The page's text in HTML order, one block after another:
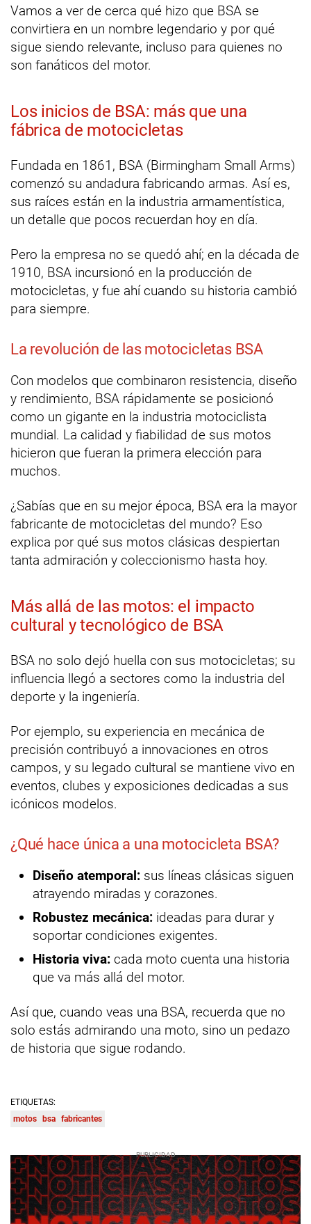
Vamos a ver de cerca qué hizo que BSA se
convirtiera en un nombre legendario y por qué
sigue siendo relevante, incluso para quienes no
son fanáticos del motor.
Los inicios de BSA: más que una
fábrica de motocicletas
Fundada en 1861, BSA (Birmingham Small Arms)
comenzó su andadura fabricando armas. Así es,
sus raíces están en la industria armamentística,
un detalle que pocos recuerdan hoy en día.
Pero la empresa no se quedó ahí; en la década de
1910, BSA incursionó en la producción de
motocicletas, y fue ahí cuando su historia cambió
para siempre.
La revolución de las motocicletas BSA
Con modelos que combinaron resistencia, diseño
y rendimiento, BSA rápidamente se posicionó
como un gigante en la industria motociclista
mundial. La calidad y fiabilidad de sus motos
hicieron que fueran la primera elección para
muchos.
¿Sabías que en su mejor época, BSA era la mayor
fabricante de motocicletas del mundo? Eso
explica por qué sus motos clásicas despiertan
tanta admiración y coleccionismo hasta hoy.
Más allá de las motos: el impacto
cultural y tecnológico de BSA
BSA no solo dejó huella con sus motocicletas; su
influencia llegó a sectores como la industria del
deporte y la ingeniería.
Por ejemplo, su experiencia en mecánica de
precisión contribuyó a innovaciones en otros
campos, y su legado cultural se mantiene vivo en
eventos, clubes y exposiciones dedicadas a sus
icónicos modelos.
¿Qué hace única a una motocicleta BSA?
Diseño atemporal: sus líneas clásicas siguen
atrayendo miradas y corazones.
Robustez mecánica: ideadas para durar y
soportar condiciones exigentes.
Historia viva: cada moto cuenta una historia
que va más allá del motor.
Así que, cuando veas una BSA, recuerda que no
solo estás admirando una moto, sino un pedazo
de historia que sigue rodando.
ETIQUETAS:
motos
bsa fabricantes